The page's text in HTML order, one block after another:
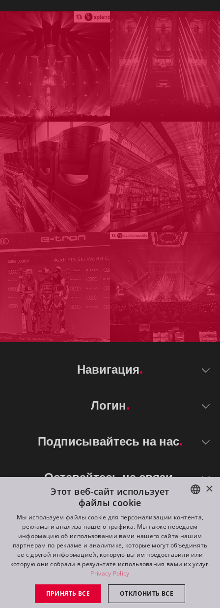
Навигация
Логин
Подписывайтесь на нас
Оставайтесь на связи
©2026 ROBE lighting s.r.o.
All rights reserved. Created by
Switch to desktop mode
ENGLISH
DE
FR
RU
×
Этот веб-сайт использует
файлы cookie
Мы используем файлы cookie для персонализации контента,
рекламы и анализа нашего трафика. Мы также передаем
информацию об использовании вами нашего сайта нашим
партнерам по рекламе и аналитике, которые могут объединять
ее с другой информацией, которую вы им предоставили или
которую они собрали в результате использования вами их услуг.
Privacy Policy
ПРИНЯТЬ ВСЕ ОТКЛОНИТЬ ВСЕ